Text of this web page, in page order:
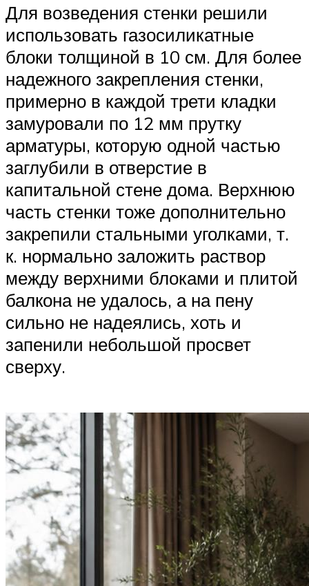
Для возведения стенки решили
использовать газосиликатные
блоки толщиной в 10 см. Для более
надежного закрепления стенки,
примерно в каждой трети кладки
замуровали по 12 мм прутку
арматуры, которую одной частью
заглубили в отверстие в
капитальной стене дома. Верхнюю
часть стенки тоже дополнительно
закрепили стальными уголками, т.
к. нормально заложить раствор
между верхними блоками и плитой
балкона не удалось, а на пену
сильно не надеялись, хоть и
запенили небольшой просвет
сверху.